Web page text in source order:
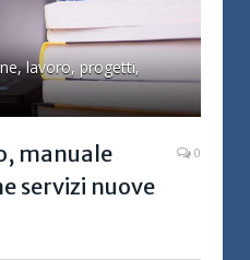
lavoro, progetti,
manuale
servizi nuove
0